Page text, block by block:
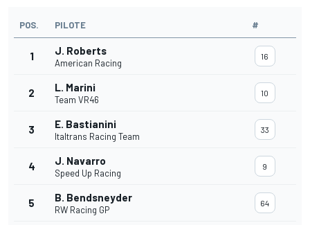
POS. PILOTE #
1 J. Roberts
American Racing
16
2 L. Marini
Team VR46
10
3 E. Bastianini
Italtrans Racing Team
33
4 J. Navarro
Speed Up Racing
9
5 B. Bendsneyder
RW Racing GP
64